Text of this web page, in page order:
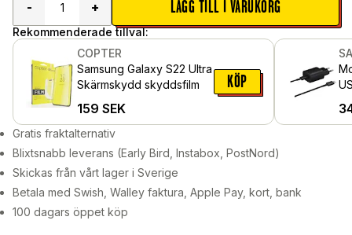
-
+ LÄGG TILL I VARUKORG
Rekommenderade tillval:
COPTER
Samsung Galaxy S22 Ultra
Skärmskydd skyddsfilm
159 SEK
KÖP
Gratis fraktalternativ
Blixtsnabb leverans (Early Bird, Instabox, PostNord)
Skickas från vårt lager i Sverige
Betala med Swish, Walley faktura, Apple Pay, kort, bank
100 dagars öppet köp